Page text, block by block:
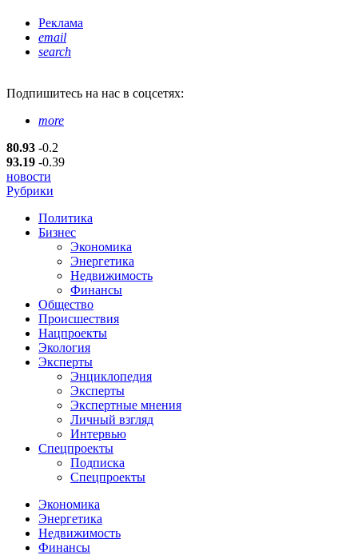
Реклама
email
search
Подпишитесь на нас в соцсетях:
more
80.93 -0.2
93.19 -0.39
новости
Рубрики
Политика
Бизнес
Экономика
Энергетика
Недвижимость
Финансы
Общество
Происшествия
Нацпроекты
Экология
Эксперты
Энциклопедия
Эксперты
Экспертные мнения
Личный взгляд
Интервью
Спецпроекты
Подписка
Спецпроекты
Экономика
Энергетика
Недвижимость
Финансы